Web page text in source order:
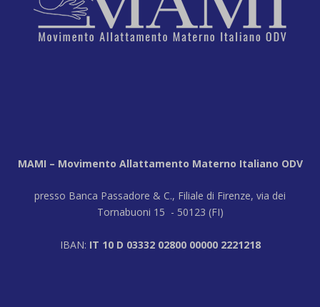
MAMI – Movimento Allattamento Materno Italiano ODV
presso Banca Passadore & C., Filiale di Firenze, via dei
Tornabuoni 15 - 50123 (FI)
IBAN: IT 10 D 03332 02800 00000 2221218